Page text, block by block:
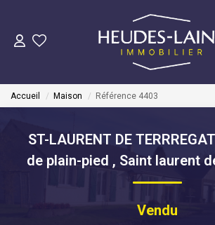
VENDRE
ACHETER
LOUER
Accueil Maison Référence 4403
ST-LAURENT DE
de plain-pied , Saint laurent
Vendu